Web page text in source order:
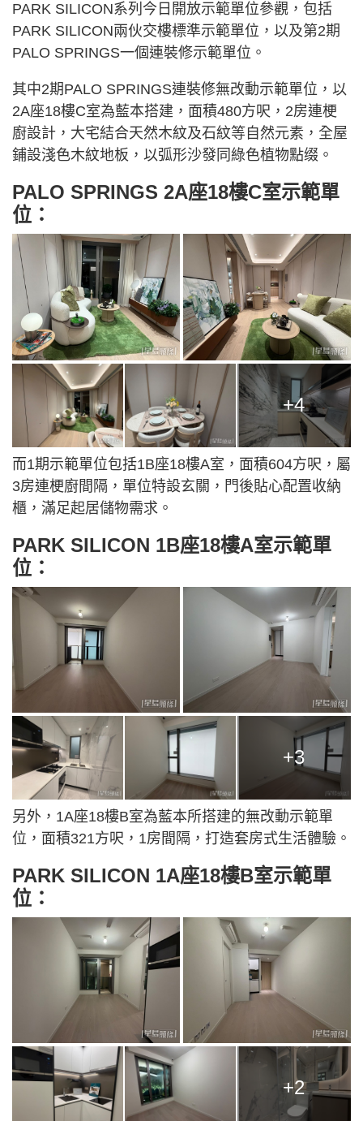
PARK SILICON系列今日開放示範單位參觀，包括
PARK SILICON兩伙交樓標準示範單位，以及第2期
PALO SPRINGS一個連裝修示範單位。
其中2期PALO SPRINGS連裝修無改動示範單位，以
2A座18樓C室為藍本搭建，面積480方呎，2房連梗
廚設計，大宅結合天然木紋及石紋等自然元素，全屋
鋪設淺色木紋地板，以弧形沙發同綠色植物點缀。
PALO SPRINGS 2A座18樓C室示範單
位：
+4
而1期示範單位包括1B座18樓A室，面積604方呎，屬
3房連梗廚間隔，單位特設玄關，門後貼心配置收納
櫃，滿足起居儲物需求。
PARK SILICON 1B座18樓A室示範單
位：
+3
另外，1A座18樓B室為藍本所搭建的無改動示範單
位，面積321方呎，1房間隔，打造套房式生活體驗。
PARK SILICON 1A座18樓B室示範單
位：
+2